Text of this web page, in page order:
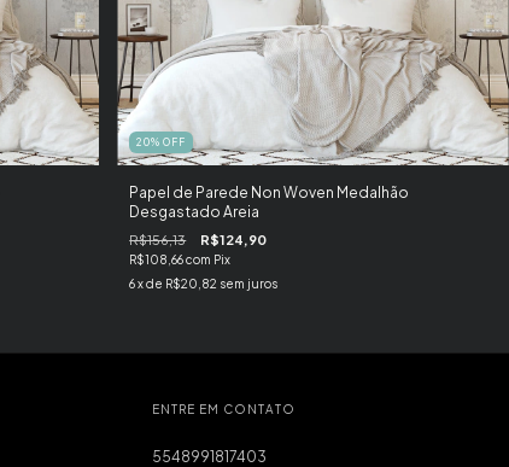
20%OFF
Papel de Parede Non Woven Medalhão
Desgastado Areia
R$156,13 R$124,90
R$108,66com Pix
6x de R$20,82 sem juros
ENTRE EM CONTATO
5548991817403